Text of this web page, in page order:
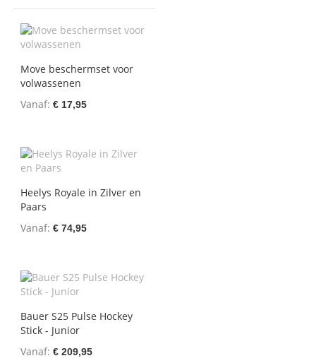
Move beschermset voor
volwassenen
Vanaf € 17,95
Heelys Royale in Zilver en
Paars
Vanaf € 74,95
Bauer S25 Pulse Hockey
Stick - Junior
Vanaf € 209,95